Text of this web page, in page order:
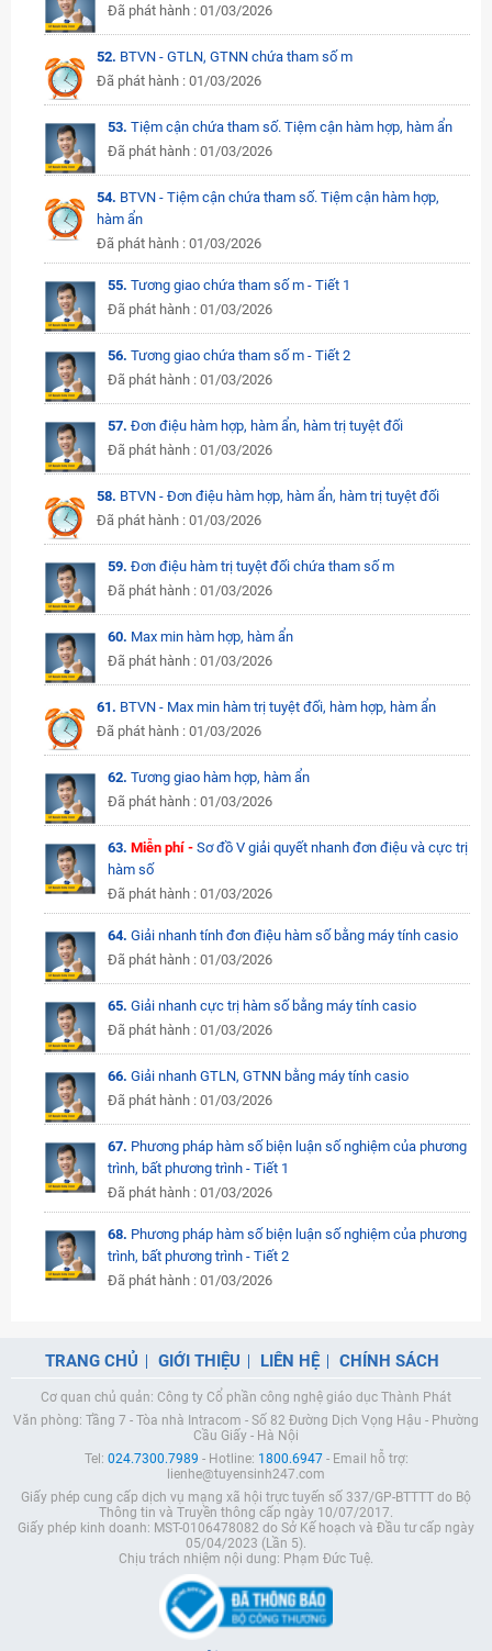
Đã phát hành : 01/03/2026
52. BTVN - GTLN, GTNN chứa tham số m
Đã phát hành : 01/03/2026
53. Tiệm cận chứa tham số. Tiệm cận hàm hợp, hàm ẩn
Đã phát hành : 01/03/2026
54. BTVN - Tiệm cận chứa tham số. Tiệm cận hàm hợp,
hàm ẩn
Đã phát hành : 01/03/2026
55. Tương giao chứa tham số m - Tiết 1
Đã phát hành : 01/03/2026
56. Tương giao chứa tham số m - Tiết 2
Đã phát hành : 01/03/2026
57. Đơn điệu hàm hợp, hàm ẩn, hàm trị tuyệt đối
Đã phát hành : 01/03/2026
58. BTVN - Đơn điệu hàm hợp, hàm ẩn, hàm trị tuyệt đối
Đã phát hành : 01/03/2026
59. Đơn điệu hàm trị tuyệt đối chứa tham số m
Đã phát hành : 01/03/2026
60. Max min hàm hợp, hàm ẩn
Đã phát hành : 01/03/2026
61. BTVN - Max min hàm trị tuyệt đối, hàm hợp, hàm ẩn
Đã phát hành : 01/03/2026
62. Tương giao hàm hợp, hàm ẩn
Đã phát hành : 01/03/2026
63. Miễn phí - Sơ đồ V giải quyết nhanh đơn điệu và cực trị
hàm số
Đã phát hành : 01/03/2026
64. Giải nhanh tính đơn điệu hàm số bằng máy tính casio
Đã phát hành : 01/03/2026
65. Giải nhanh cực trị hàm số bằng máy tính casio
Đã phát hành : 01/03/2026
66. Giải nhanh GTLN, GTNN bằng máy tính casio
Đã phát hành : 01/03/2026
67. Phương pháp hàm số biện luận số nghiệm của phương
trình, bất phương trình - Tiết 1
Đã phát hành : 01/03/2026
68. Phương pháp hàm số biện luận số nghiệm của phương
trình, bất phương trình - Tiết 2
Đã phát hành : 01/03/2026
TRANG CHỦ GIỚI THIỆU LIÊN HỆ CHÍNH SÁCH
Cơ quan chủ quản: Công ty Cổ phần công nghệ giáo dục Thành Phát
Văn phòng: Tầng 7 - Tòa nhà Intracom - Số 82 Đường Dịch Vọng Hậu - Phường
Cầu Giấy - Hà Nội
Tel: 024.7300.7989 - Hotline: 1800.6947- Email hỗ trợ:
lienhe@tuyensinh247.com
Giấy phép cung cấp dịch vụ mạng xã hội trực tuyến số 337/GP-BTTTT do Bộ
Thông tin và Truyền thông cấp ngày 10/07/2017.
Giấy phép kinh doanh: MST-0106478082 do Sở Kế hoạch và Đầu tư cấp ngày
05/04/2023 (Lần 5).
Chịu trách nhiệm nội dung: Phạm Đức Tuệ.